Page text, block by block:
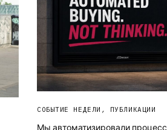
СОБЫТИЕ НЕДЕЛИ , ПУБЛИКАЦИИ
Мы автоматизировали процесс